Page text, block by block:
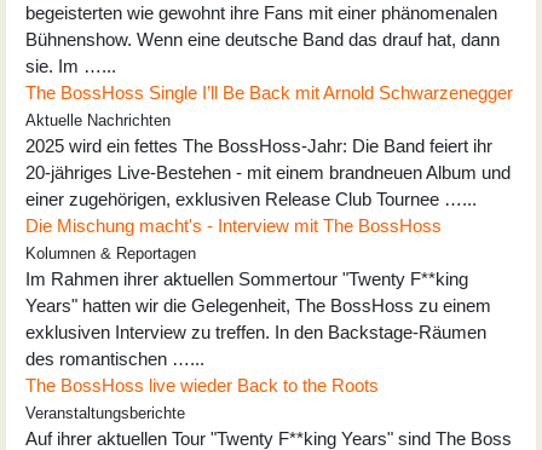
begeisterten wie gewohnt ihre Fans mit einer phänomenalen
Bühnenshow. Wenn eine deutsche Band das drauf hat, dann
sie. Im …...
The BossHoss Single I’ll Be Back mit Arnold Schwarzenegger
Aktuelle Nachrichten
2025 wird ein fettes The BossHoss-Jahr: Die Band feiert ihr
20-jähriges Live-Bestehen - mit einem brandneuen Album und
einer zugehörigen, exklusiven Release Club Tournee …...
Die Mischung macht's - Interview mit The BossHoss
Kolumnen & Reportagen
Im Rahmen ihrer aktuellen Sommertour "Twenty F**king
Years" hatten wir die Gelegenheit, The BossHoss zu einem
exklusiven Interview zu treffen. In den Backstage-Räumen
des romantischen …...
The BossHoss live wieder Back to the Roots
Veranstaltungsberichte
Auf ihrer aktuellen Tour "Twenty F**king Years" sind The Boss